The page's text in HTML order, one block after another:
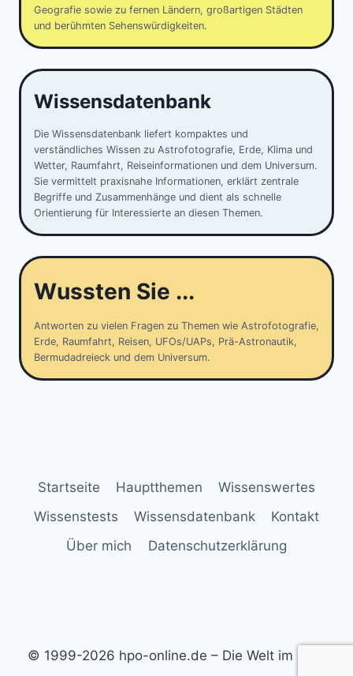
Geografie sowie zu fernen Ländern, großartigen Städten
und berühmten Sehenswürdigkeiten.
Wissensdatenbank
Die Wissensdatenbank liefert kompaktes und
verständliches Wissen zu Astrofotografie, Erde, Klima und
Wetter, Raumfahrt, Reiseinformationen und dem Universum.
Sie vermittelt praxisnahe Informationen, erklärt zentrale
Begriffe und Zusammenhänge und dient als schnelle
Orientierung für Interessierte an diesen Themen.
Wussten Sie ...
Antworten zu vielen Fragen zu Themen wie Astrofotografie,
Erde, Raumfahrt, Reisen, UFOs/UAPs, Prä-Astronautik,
Bermudadreieck und dem Universum.
Startseite Hauptthemen
Wissenswertes
Wissenstests
Wissensdatenbank
Kontakt
Über mich
Datenschutzerklärung
© 1999-2026 hpo-online.de – Die Welt im Blick